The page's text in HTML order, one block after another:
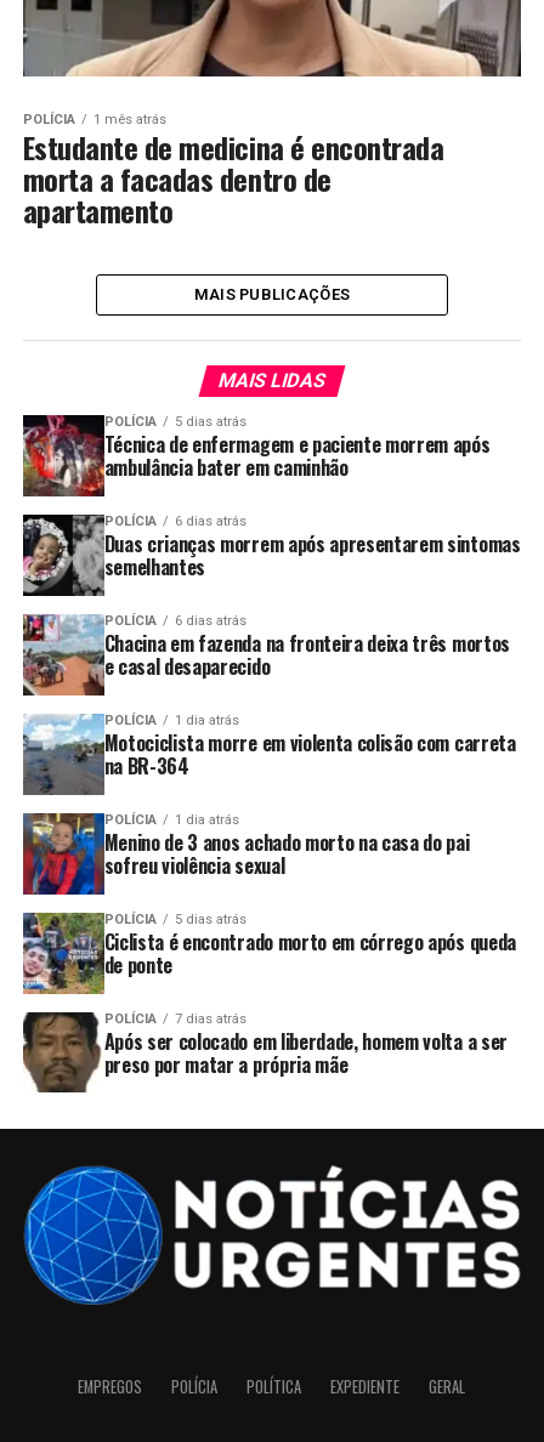
POLÍCIA 1 mês atrás
Estudante de medicina é encontrada
morta a facadas dentro de
apartamento
MAIS PUBLICAÇÕES
MAIS LIDAS
POLÍCIA 5 dias atrás
Técnica de enfermagem e paciente morrem após
ambulância bater em caminhão
POLÍCIA 6 dias atrás
Duas crianças morrem após apresentarem sintomas
semelhantes
POLÍCIA 6 dias atrás
Chacina em fazenda na fronteira deixa três mortos
e casal desaparecido
POLÍCIA 1 dia atrás
Motociclista morre em violenta colisão com carreta
na BR-364
POLÍCIA 1 dia atrás
Menino de 3 anos achado morto na casa do pai
sofreu violência sexual
POLÍCIA 5 dias atrás
Ciclista é encontrado morto em córrego após queda
de ponte
POLÍCIA 7 dias atrás
Após ser colocado em liberdade, homem volta a ser
preso por matar a própria mãe
EMPREGOS POLÍCIA POLÍTICA EXPEDIENTE GERAL